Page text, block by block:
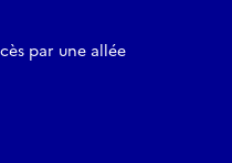
par une allée